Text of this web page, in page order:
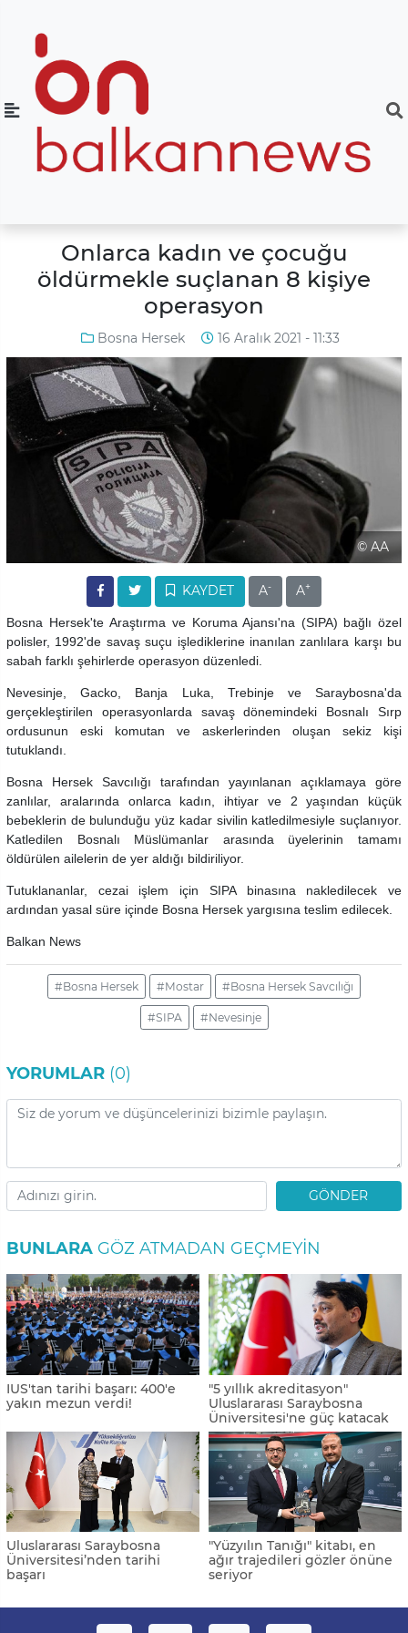
Onlarca kadın ve çocuğu
öldürmekle suçlanan 8 kişiye
operasyon
Bosna Hersek 16 Aralık 2021 - 11:33
© AA
KAYDET A- A+
Bosna Hersek'te Araştırma ve Koruma Ajansı'na (SIPA) bağlı özel
polisler, 1992'de savaş suçu işlediklerine inanılan zanlılara karşı bu
sabah farklı şehirlerde operasyon düzenledi.
Nevesinje, Gacko, Banja Luka, Trebinje ve Saraybosna'da
gerçekleştirilen operasyonlarda savaş dönemindeki Bosnalı Sırp
ordusunun eski komutan ve askerlerinden oluşan sekiz kişi
tutuklandı.
Bosna Hersek Savcılığı tarafından yayınlanan açıklamaya göre
zanlılar, aralarında onlarca kadın, ihtiyar ve 2 yaşından küçük
bebeklerin de bulunduğu yüz kadar sivilin katledilmesiyle suçlanıyor.
Katledilen Bosnalı Müslümanlar arasında üyelerinin tamamı
öldürülen ailelerin de yer aldığı bildiriliyor.
Tutuklananlar, cezai işlem için SIPA binasına nakledilecek ve
ardından yasal süre içinde Bosna Hersek yargısına teslim edilecek.
Balkan News
#Bosna Hersek #Mostar #Bosna Hersek Savcılığı
#SIPA #Nevesinje
YORUMLAR (0)
GÖNDER
BUNLARA GÖZ ATMADAN GEÇMEYIN
IUS'tan tarihi başarı: 400'e
yakın mezun verdi!
"5 yıllık akreditasyon"
Uluslararası Saraybosna
Üniversitesi'ne güç katacak
Uluslararası Saraybosna
Üniversitesi’nden tarihi
başarı
"Yüzyılın Tanığı" kitabı, en
ağır trajedileri gözler önüne
seriyor